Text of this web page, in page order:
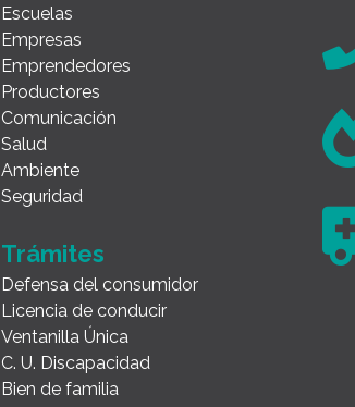
Escuelas
Empresas
Emprendedores
Productores
Comunicación
Salud
Ambiente
Seguridad
Trámites
Defensa del consumidor
Licencia de conducir
Ventanilla Única
C. U. Discapacidad
Bien de familia